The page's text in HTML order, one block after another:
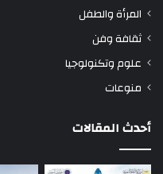
المرأة والطفل
ثقافة وفن
علوم وتكنولوجيا
منوعات
أحدث المقالات